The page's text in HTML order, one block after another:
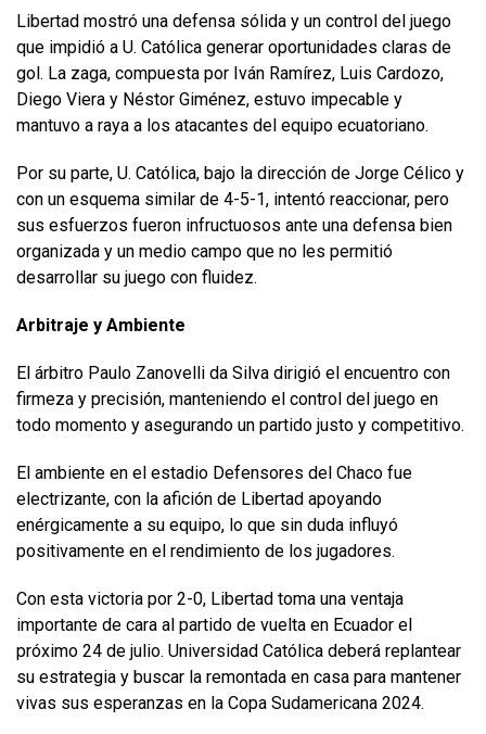
Libertad mostró una defensa sólida y un control del juego
que impidió a U. Católica generar oportunidades claras de
gol. La zaga, compuesta por Iván Ramírez, Luis Cardozo,
Diego Viera y Néstor Giménez, estuvo impecable y
mantuvo a raya a los atacantes del equipo ecuatoriano.
Por su parte, U. Católica, bajo la dirección de Jorge Célico y
con un esquema similar de 4-5-1, intentó reaccionar, pero
sus esfuerzos fueron infructuosos ante una defensa bien
organizada y un medio campo que no les permitió
desarrollar su juego con fluidez.
Arbitraje y Ambiente
El árbitro Paulo Zanovelli da Silva dirigió el encuentro con
firmeza y precisión, manteniendo el control del juego en
todo momento y asegurando un partido justo y competitivo.
El ambiente en el estadio Defensores del Chaco fue
electrizante, con la afición de Libertad apoyando
enérgicamente a su equipo, lo que sin duda influyó
positivamente en el rendimiento de los jugadores.
Con esta victoria por 2-0, Libertad toma una ventaja
importante de cara al partido de vuelta en Ecuador el
próximo 24 de julio. Universidad Católica deberá replantear
su estrategia y buscar la remontada en casa para mantener
vivas sus esperanzas en la Copa Sudamericana 2024.